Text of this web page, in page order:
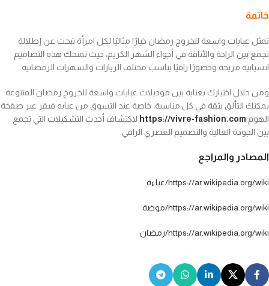
خاتمة
تمثل عبايات واسعة للخروج رمضان خيارًا مثاليًا لكل امرأة تبحث عن إطلالة
تجمع بين الراحة والأناقة في أجواء الشهر الكريم، حيث تمنحك هذه التصاميم
انسيابية مريحة وحضورًا راقيًا يناسب مختلف الزيارات والسهرات الرمضانية.
ومن خلال اختيارك بعناية بين موديلات عبايات واسعة للخروج رمضان المتنوعة
يمكنك التألق بثقة في كل مناسبة، خاصة عند التسوق من عبايه فيفر عبر صفحة
الهوم
لاكتشاف أحدث التشكيلات التي تجمع
بين الجودة العالية والتصميم العصري الراقي.
المصادر والمراجع
https://ar.wikipedia.org/wiki/عباءة
https://ar.wikipedia.org/wiki/موضة
https://ar.wikipedia.org/wiki/رمضان